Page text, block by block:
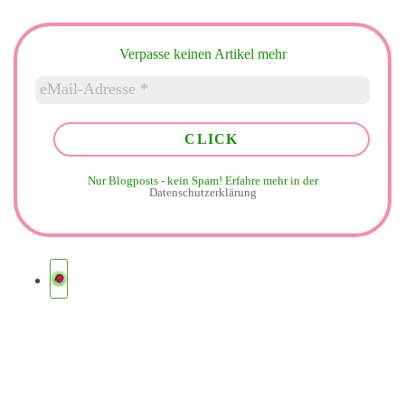
Verpasse keinen Artikel mehr
Nur Blogposts - kein Spam! Erfahre mehr in der
Datenschutzerklärung